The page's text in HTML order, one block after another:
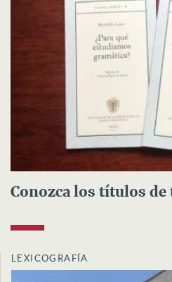
Conozca los títulos de
LEXICOGRAFÍA